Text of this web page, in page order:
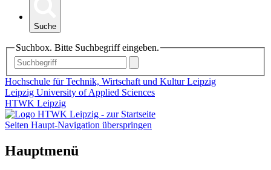
Suche
Suchbox. Bitte Suchbegriff eingeben.
Hochschule für Technik, Wirtschaft und Kultur Leipzig
Leipzig University of Applied Sciences
HTWK Leipzig
Seiten Haupt-Navigation überspringen
Hauptmenü